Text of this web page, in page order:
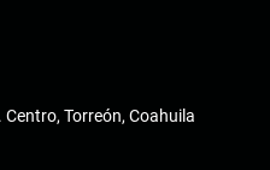
Torreón, Coahuila